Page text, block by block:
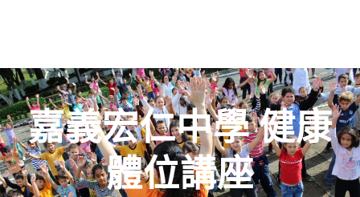
嘉義宏仁中學 健康
體位講座